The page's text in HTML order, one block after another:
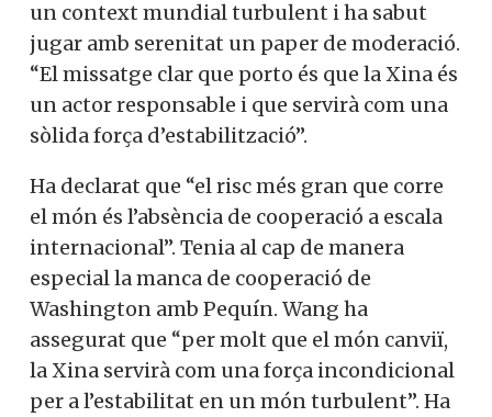
frenar Netanyahu i de parar la guerra de
Gaza.
La Xina
Per la seva banda, elministre xinès
d’Afers Exteriors, Wang Yi, ha tractat de
perfilar el seu país com una força
estabilitzadora en un context mundial
turbulent i ha sabut jugar amb serenitat
un paper de moderació. “El missatge clar
que porto és que la Xina és un actor
responsable i que servirà com una sòlida
comunitat.
Si, vull col·laborar activament
No, però vull rebre el butlletí